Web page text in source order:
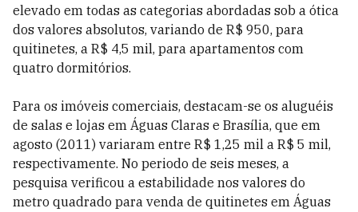
elevado em todas as categorias abordadas sob a ótica
dos valores absolutos, variando de R$ 950, para
quitinetes, a R$ 4,5 mil, para apartamentos com
quatro dormitórios.
Para os imóveis comerciais, destacam-se os aluguéis
de salas e lojas em Águas Claras e Brasília, que em
agosto (2011) variaram entre R$ 1,25 mil a R$ 5 mil,
respectivamente. No periodo de seis meses, a
pesquisa verificou a estabilidade nos valores do
metro quadrado para venda de quitinetes em Águas